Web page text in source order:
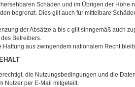
Schäden und im Übrigen der Höhe
begrenzt. Dies gilt auch für mittelbare
der Absätze a bis c gilt sinngemäß auch
Betreibers.
Haftung aus zwingendem nationalem Recht
die Nutzungsbedingungen und die
Nutzer per E-Mail mitgeteilt.